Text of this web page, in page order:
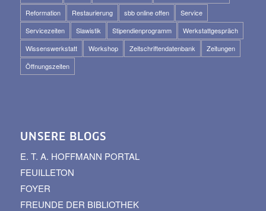
Reformation
Restaurierung sbb online offen
Service
Servicezeiten
Slawistik Stipendienprogramm
Werkstattgespräch
Wissenswerkstatt
Workshop Zeitschriftendatenbank
Zeitungen
Öffnungszeiten
UNSERE BLOGS
E. T. A. HOFFMANN PORTAL
FEUILLETON
FOYER
FREUNDE DER BIBLIOTHEK